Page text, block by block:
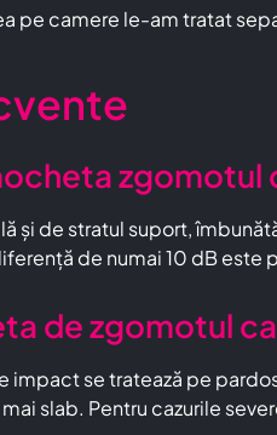
pe camere le-am tratat
zgomotul
și de stratul suport,
de numai 10 dB este
de zgomotul
impact se tratează pe
slab. Pentru cazurile